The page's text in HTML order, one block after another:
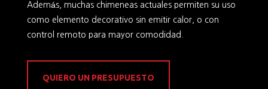
Además, muchas chimeneas actuales permiten su uso
como elemento decorativo sin emitir calor, o con
control remoto para mayor comodidad.
QUIERO UN PRESUPUESTO